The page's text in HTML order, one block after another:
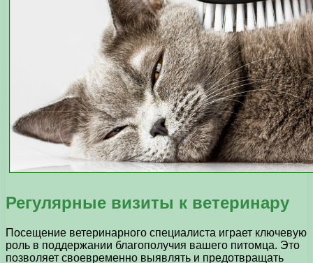
Регулярные визиты к ветеринару
Посещение ветеринарного специалиста играет ключевую
роль в поддержании благополучия вашего питомца. Это
позволяет своевременно выявлять и предотвращать